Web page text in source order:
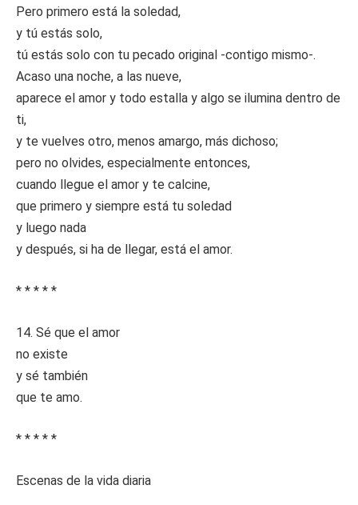
Pero primero está la soledad,
y tú estás solo,
tú estás solo con tu pecado original -contigo mismo-.
Acaso una noche, a las nueve,
aparece el amor y todo estalla y algo se ilumina dentro de
ti,
y te vuelves otro, menos amargo, más dichoso;
pero no olvides, especialmente entonces,
cuando llegue el amor y te calcine,
que primero y siempre está tu soledad
y luego nada
y después, si ha de llegar, está el amor.
* * * * *
14. Sé que el amor
no existe
y sé también
que te amo.
* * * * *
Escenas de la vida diaria